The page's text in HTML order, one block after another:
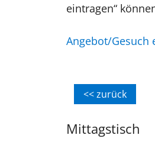
eintragen“
Angebot/Gesuch
<< zurück
Mittagstisch